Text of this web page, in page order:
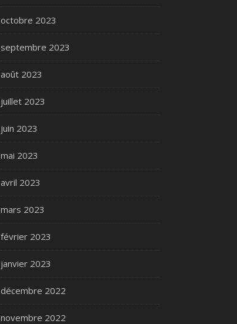
octobre 2023
septembre 2023
août 2023
juillet 2023
juin 2023
mai 2023
avril 2023
mars 2023
février 2023
janvier 2023
décembre 2022
novembre 2022